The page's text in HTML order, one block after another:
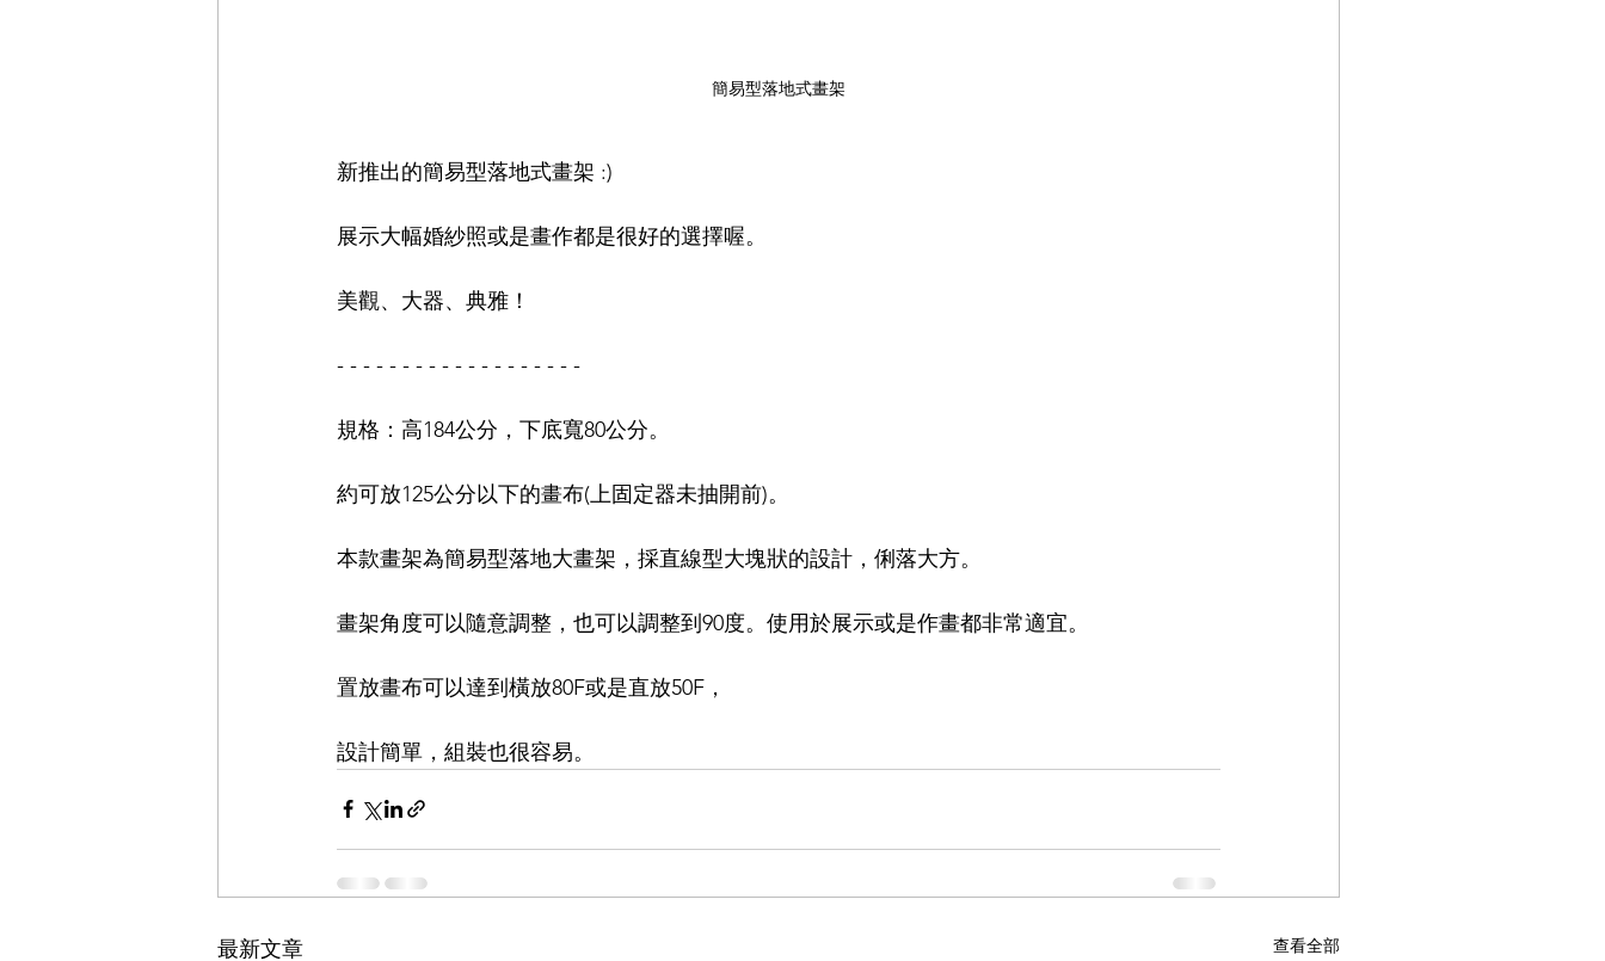
簡易型落地式畫架
新推出的簡易型落地式畫架 :)
展示大幅婚紗照或是畫作都是很好的選擇喔。
美觀、大器、典雅！
- - - - - - - - - - - - - - - - - - -
規格：高184公分，下底寬80公分。
約可放125公分以下的畫布(上固定器未抽開前)。
本款畫架為簡易型落地大畫架，採直線型大塊狀的設計，俐落大方。
畫架角度可以隨意調整，也可以調整到90度。使用於展示或是作畫都非常適宜。
置放畫布可以達到橫放80F或是直放50F，
設計簡單，組裝也很容易。
最新文章 查看全部